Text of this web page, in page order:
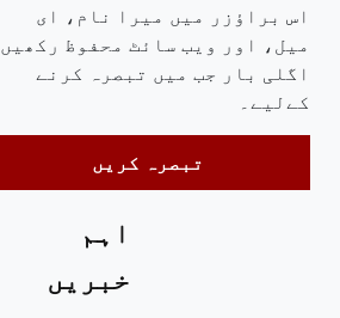
اس براؤزر میں میرا نام، ای
میل، اور ویب سائٹ محفوظ رکھیں
اگلی بار جب میں تبصرہ کرنے
کےلیے۔
اہم
خبریں